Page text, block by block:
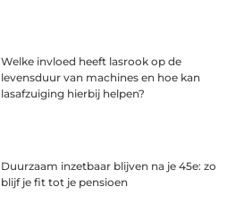
Welke invloed heeft lasrook op de
levensduur van machines en hoe kan
lasafzuiging hierbij helpen?
Duurzaam inzetbaar blijven na je 45e: zo
blijf je fit tot je pensioen